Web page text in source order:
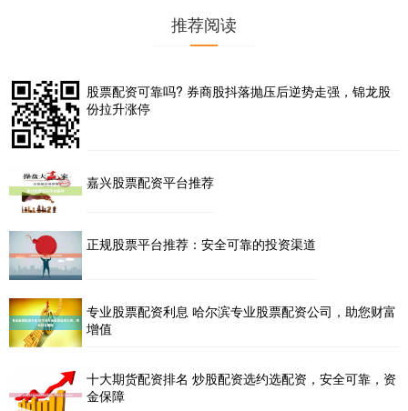
推荐阅读
股票配资可靠吗? 券商股抖落抛压后逆势走强，锦龙股
份拉升涨停
嘉兴股票配资平台推荐
正规股票平台推荐：安全可靠的投资渠道
专业股票配资利息 哈尔滨专业股票配资公司，助您财富
增值
十大期货配资排名 炒股配资选约选配资，安全可靠，资
金保障